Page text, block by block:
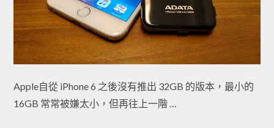
Apple自從 iPhone 6 之後沒有推出 32GB 的版本，最小的
16GB 常常被嫌太小，但再往上一階 …